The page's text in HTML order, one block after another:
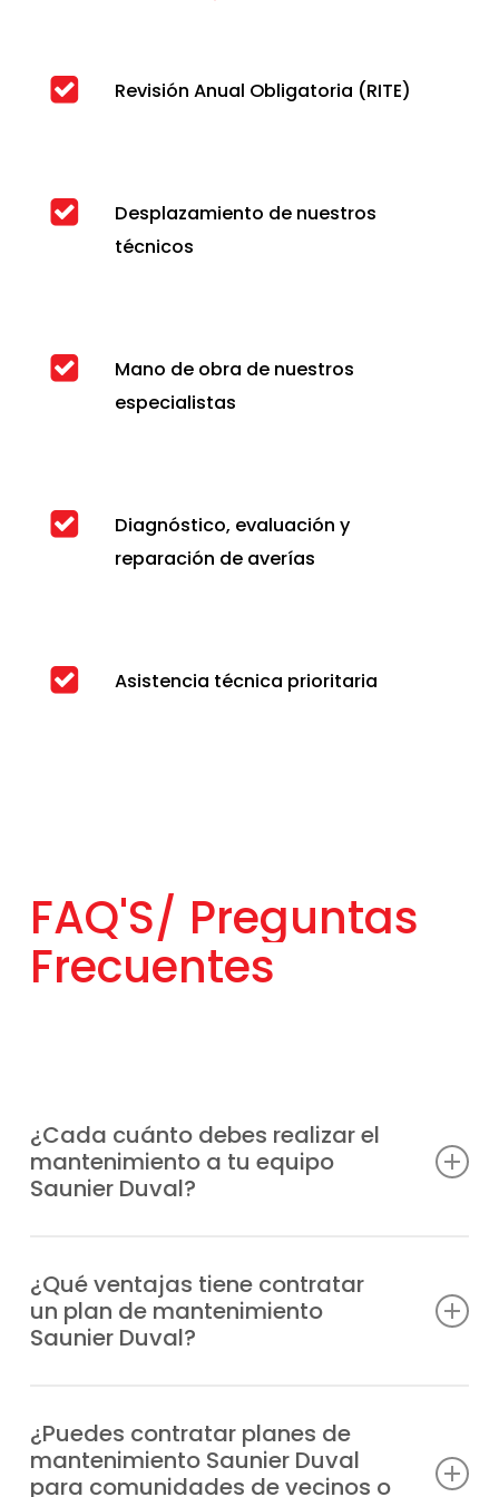
Revisión Anual Obligatoria (RITE)
Desplazamiento de nuestros
técnicos
Mano de obra de nuestros
especialistas
Diagnóstico, evaluación y
reparación de averías
Asistencia técnica prioritaria
FAQ'S/ Preguntas
Frecuentes
¿Cada cuánto debes realizar el
mantenimiento a tu equipo
Saunier Duval?
una vez al año, aunque la frecuencia puede
variar según el uso del equipo y de la
puesta a punto que prefieras.
¿Qué ventajas tiene contratar
un plan de mantenimiento
Saunier Duval?
mejor equipo técnico, prolongas la vida útil
del equipo, reduces el gasto de energía y
¿Puedes contratar planes de
mantenimiento Saunier Duval
para comunidades de vecinos o